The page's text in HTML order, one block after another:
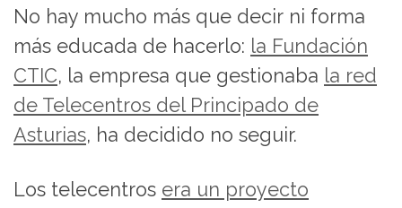
No hay mucho más que decir ni forma
más educada de hacerlo: la Fundación
CTIC, la empresa que gestionaba la red
de Telecentros del Principado de
Asturias, ha decidido no seguir.
Los telecentros era un proyecto